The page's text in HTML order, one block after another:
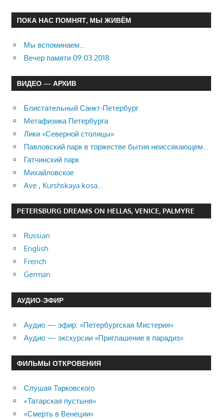
ПОКА НАС ПОМНЯТ, МЫ ЖИВЁМ
Мы вспоминаем…
Вечер памяти 09.03.2018
ВИДЕО — АРХИВ
Блистательный Санкт-Петербург
Метафизика Петербурга
Лики «Северной столицы»
Павловский парк в торжестве бытия неиссякающем…
Гатчинский парк
Михайловское
Ave , Kurshskaya kosa…
PETERSBURG DREAMS ON HELLAS, VENICE, PALMYRE
Russian
English
French
German
АУДИО-ЭФИР
Аудио — эфир: «Петербургская Мистерия»
Аудио — экскурсии «Приглашение в парадиз»
ФИЛЬМЫ ОТКРОВЕНИЯ
Слушая Тарковского
«Татарская пустыня»
«Смерть в Венеции»